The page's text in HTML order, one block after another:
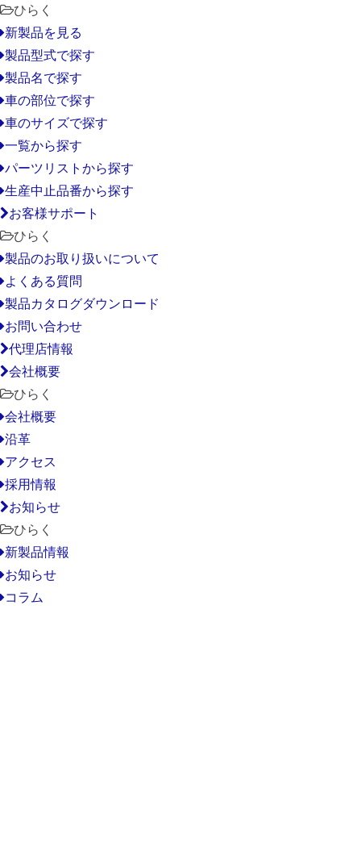
ひらく
新製品を見る
製品型式で探す
製品名で探す
車の部位で探す
車のサイズで探す
一覧から探す
パーツリストから探す
生産中止品番から探す
お客様サポート
ひらく
製品のお取り扱いについて
よくある質問
製品カタログダウンロード
お問い合わせ
代理店情報
会社概要
ひらく
会社概要
沿革
アクセス
採用情報
お知らせ
ひらく
新製品情報
お知らせ
コラム